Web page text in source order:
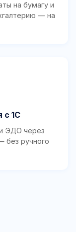
на бумагу и
— на
с 1С
ЭДО через
без ручного